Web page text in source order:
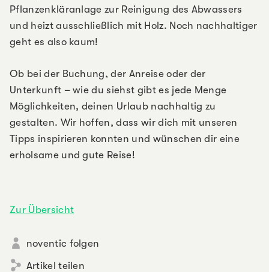
Pflanzenkläranlage zur Reinigung des Abwassers
und heizt ausschließlich mit Holz. Noch nachhaltiger
geht es also kaum!
Ob bei der Buchung, der Anreise oder der
Unterkunft – wie du siehst gibt es jede Menge
Möglichkeiten, deinen Urlaub nachhaltig zu
gestalten. Wir hoffen, dass wir dich mit unseren
Tipps inspirieren konnten und wünschen dir eine
erholsame und gute Reise!
Zur Übersicht
noventic folgen
Artikel teilen